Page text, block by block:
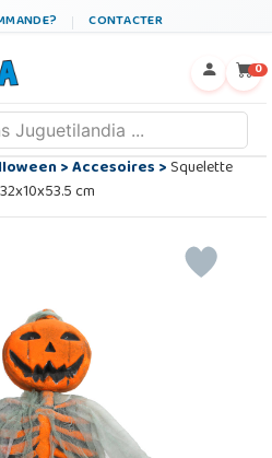
CONTACTER
0
>Accesoires>Squelette
cm